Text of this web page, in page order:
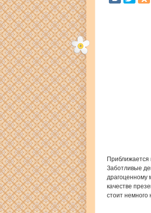
Приближается
Заботливые
драгоценному
качестве
стоит немного